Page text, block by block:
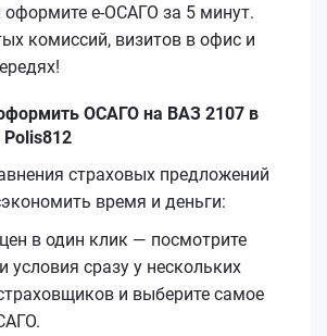
е‑ОСАГО за 5 минут.
комиссий, визитов в офис и
ОСАГО на ВАЗ 2107 в
страховых предложений
время и деньги:
в один клик — посмотрите
условия сразу у нескольких
и выберите самое